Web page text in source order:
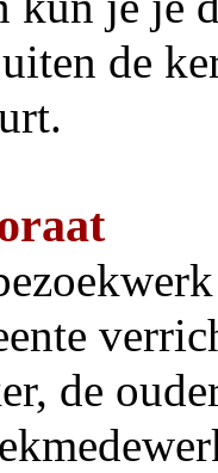
de
de